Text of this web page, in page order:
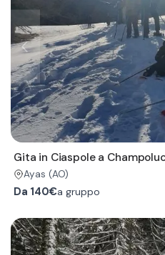
Gita in Ciaspole a
Ayas (AO)
Da 140€a gruppo